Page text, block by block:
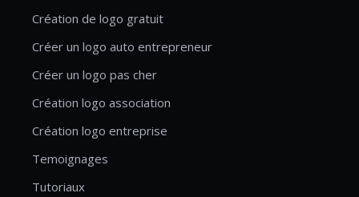
Création de logo gratuit
Créer un logo auto entrepreneur
Créer un logo pas cher
Création logo association
Création logo entreprise
Temoignages
Tutoriaux